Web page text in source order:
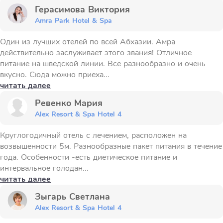
Герасимова Виктория
Amra Park Hotel & Spa
Один из лучших отелей по всей Абхазии. Амра
действительно заслуживает этого звания! Отличное
питание на шведской линии. Все разнообразно и очень
вкусно. Сюда можно приеха...
читать далее
Ревенко Мария
Alex Resort & Spa Hotel 4
Круглогодичный отель с лечением, расположен на
возвышенности 5м. Разнообразные пакет питания в течение
года. Особенности -есть диетическое питание и
интервальное голодан...
читать далее
Зыгарь Светлана
Alex Resort & Spa Hotel 4